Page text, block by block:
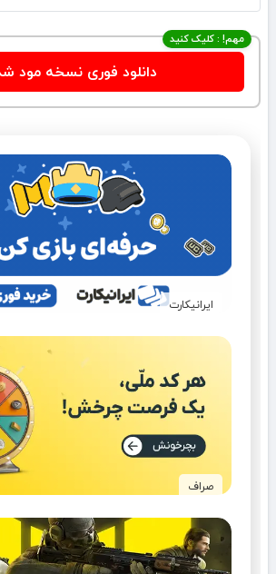
مهم! : کلیک کنید
دانلود فوری نسخه مود
ایرانیکارت
صراف